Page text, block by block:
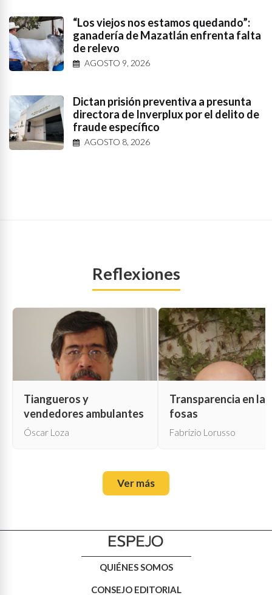
“Los viejos nos estamos quedando”:
ganadería de Mazatlán enfrenta falta
de relevo
AGOSTO 9, 2026
Dictan prisión preventiva a presunta
directora de Inverplux por el delito de
fraude específico
AGOSTO 8, 2026
Reflexiones
Tiangueros y
vendedores ambulantes
Óscar Loza
Transparencia en las
fosas
Fabrizio Lorusso
Ver más
QUIÉNES SOMOS
CONSEJO EDITORIAL